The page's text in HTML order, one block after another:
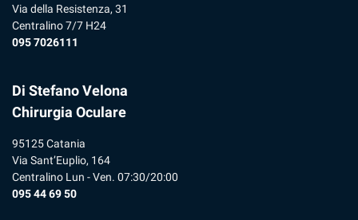
Via della Resistenza, 31
Centralino 7/7 H24
095 7026111
Di Stefano Velona
Chirurgia Oculare
95125 Catania
Via Sant’Euplio, 164
Centralino Lun - Ven. 07:30/20:00
095 44 69 50